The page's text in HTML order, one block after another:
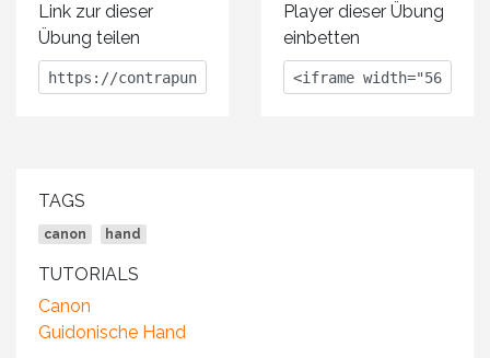
Link zur dieser
Übung teilen
Player dieser Übung
einbetten
TAGS
canon hand
TUTORIALS
Canon
Guidonische Hand